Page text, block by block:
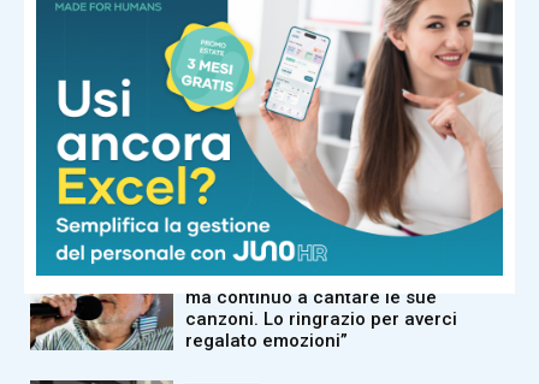
Sabato a Roma i funerali del marito
della ministra Roccella in forma
privata
Ultima ora
Chieti, anziana uccisa in casa:
arrestato il nipote
Ultima ora
Guccini, Meloni: “Livoroso con me,
ma continuo a cantare le sue
canzoni. Lo ringrazio per averci
regalato emozioni”